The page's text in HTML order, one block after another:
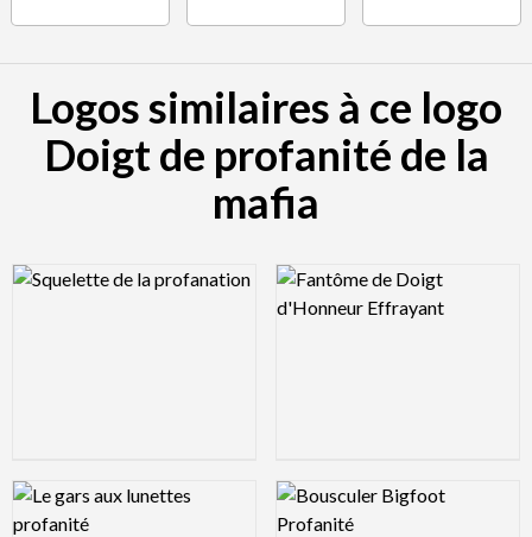
Logos similaires à ce logo
Doigt de profanité de la
mafia
Logo Preview Image Logo Preview Image
Logo Preview Image Logo Preview Image